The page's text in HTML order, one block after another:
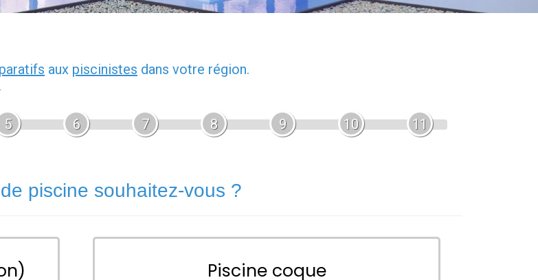
aux piscinistes dans votre région.
5 6 7 8 9 10 11
piscine souhaitez-vous ?
Piscine coque